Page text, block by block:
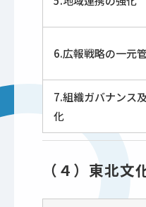
6.広報戦略の一元
7.組織ガバナンス
化
（４）東北文